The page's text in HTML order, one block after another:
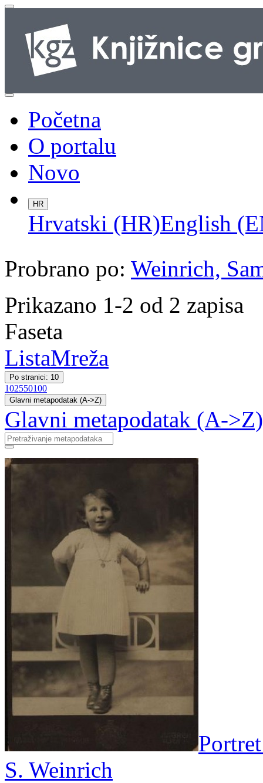
Početna
O portalu
Novo
HR
Hrvatski (HR)English
Probrano po: Weinrich,
Prikazano 1-2 od 2 zapisa
Faseta
ListaMreža
Po stranici: 10
102550100
Glavni metapodatak (A->Z)
Glavni metapodatak (A->Z)
S. Weinrich